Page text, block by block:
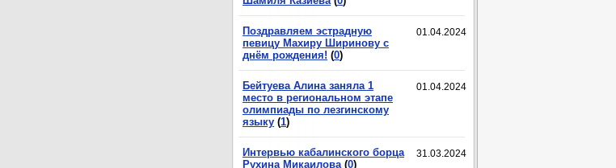
01.04.2024
Поздравляем эстрадную
певицу Махиру Ширинову с
днём рождения! (0)
01.04.2024
Бейтуева Алина заняла 1
место в региональном этапе
олимпиады по лезгинскому
языку (1)
31.03.2024
Интервью кабалинского борца
Рухина Микаилова (0)